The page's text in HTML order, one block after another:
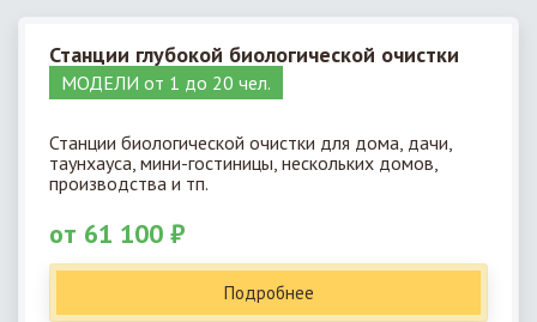
Станции глубокой биологической очистки
МОДЕЛИ от 1 до 20 чел.
Станции биологической очистки для дома, дачи,
таунхауса, мини-гостиницы, нескольких домов,
производства и тп.
от 61 100 ₽
Подробнее